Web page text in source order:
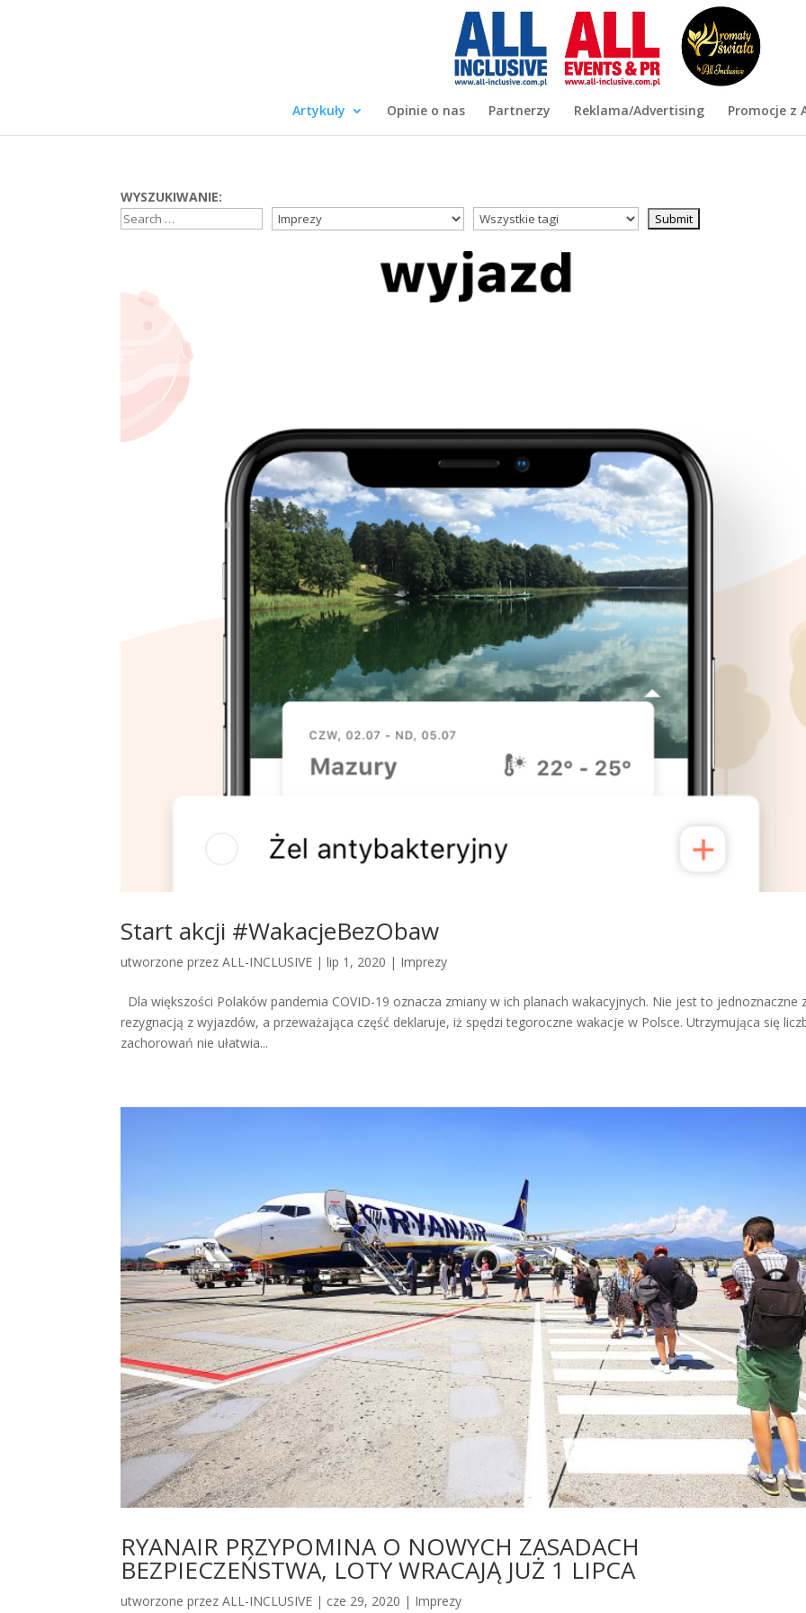
Artykuły Opinie o nas Partnerzy Reklama/Advertising Promocje z
WYSZUKIWANIE:
Start akcji #WakacjeBezObaw
utworzone przezALL-INCLUSIVE |lip 1, 2020 | Imprezy
Dla większości Polaków pandemia COVID-19 oznacza zmiany w ich planach wakacyjnych. Nie jest to jednoznaczne
rezygnacją z wyjazdów, a przeważająca część deklaruje, iż spędzi tegoroczne wakacje w Polsce. Utrzymująca się
zachorowań nie ułatwia...
RYANAIR PRZYPOMINA O NOWYCH ZASADACH
BEZPIECZEŃSTWA, LOTY WRACAJĄ JUŻ 1 LIPCA
utworzone przezALL-INCLUSIVE | cze 29, 2020 | Imprezy